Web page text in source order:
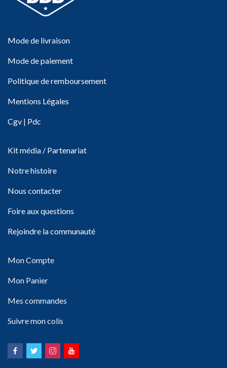
Mode de livraison
Mode de paiement
Politique de remboursement
Mentions Légales
Cgv | Pdc
Kit média / Partenariat
Notre histoire
Nous contacter
Foire aux questions
Rejoindre la communauté
Mon Compte
Mon Panier
Mes commandes
Suivre mon colis